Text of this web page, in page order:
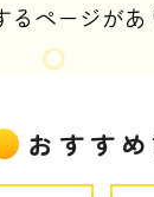
るページがあ
おすす